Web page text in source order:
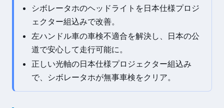
シボレータホのヘッドライトを日本仕様プロジ
ェクター組込みで改善。
左ハンドル車の車検不適合を解決し、日本の公
道で安心して走行可能に。
正しい光軸の日本仕様プロジェクター組込み
で、シボレータホが無事車検をクリア。